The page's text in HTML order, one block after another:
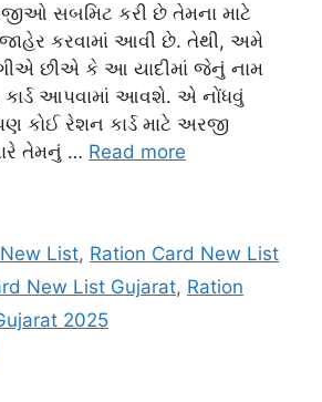
સબમિટ કરી છે તેમના માટે
જાહેર કરવામાં આવી છે. તેથી, અમે
છીએ કે આ યાદીમાં જેનું નામ
આપવામાં આવશે. એ નોંધવું
કોઈ રેશન કાર્ડ માટે અરજી
તેમનું … Read more
List, Ration Card New List
New List Gujarat, Ration
2025